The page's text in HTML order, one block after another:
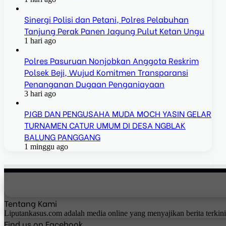
Sinergi Polisi dan Petani, Polres Pelabuhan
Tanjung Perak Panen Jagung Pulut Ketan Ungu
1 hari ago
Polres Pasuruan Nonjobkan Anggota Reskrim
Polsek Beji, Wujud Komitmen Transparansi
Penanganan Dugaan Penganiayaan
3 hari ago
PJGB DAN PENGUSAHA MUDA MOCH YASIN GELAR
TURNAMEN CATUR UMUM DI DESA NGBLAK
BALUNG PANGGANG
1 minggu ago
Tentang Kami
Liputankasus.com adalah media online yang menyajikan berita
Find us on Facebook